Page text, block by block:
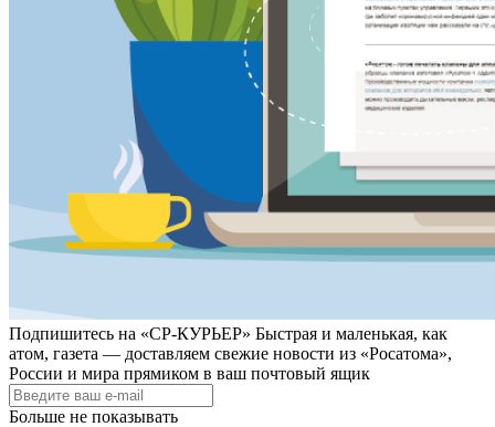
Подпишитесь на «СР-КУРЬЕР» Быстрая и маленькая, как
атом, газета — доставляем свежие новости из «Росатома»,
России и мира прямиком в ваш почтовый ящик
Больше не показывать